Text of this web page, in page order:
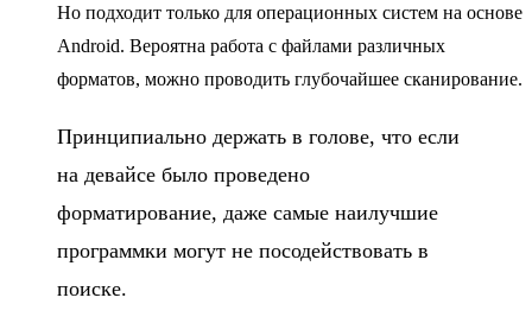
Но подходит только для операционных систем на основе
Android. Вероятна работа с файлами различных
форматов, можно проводить глубочайшее сканирование.
Принципиально держать в голове, что если
на девайсе было проведено
форматирование, даже самые наилучшие
программки могут не посодействовать в
поиске.